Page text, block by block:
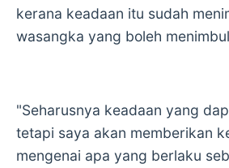
kerana keadaan itu sudah
wasangka yang boleh
"Seharusnya keadaan yang
tetapi saya akan memberikan
mengenai apa yang berlaku